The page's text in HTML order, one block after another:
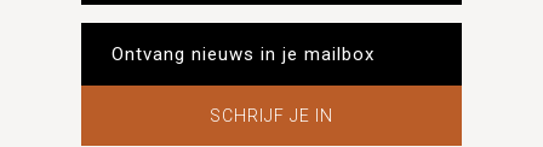
SCHRIJF JE IN